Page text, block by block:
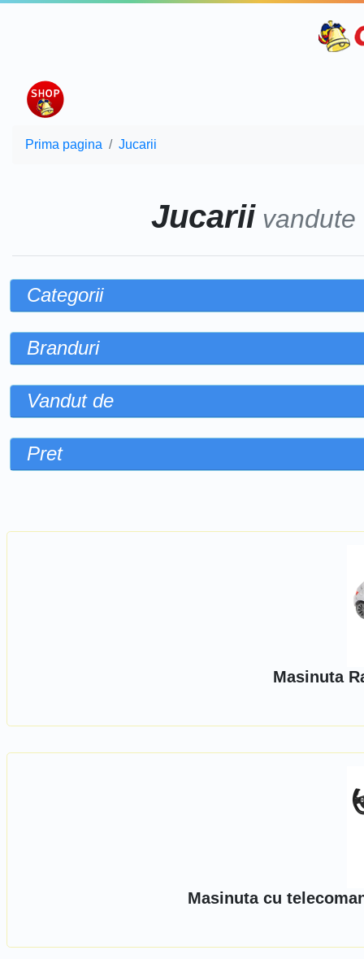
Prima pagina Jucarii
Jucarii
Categorii
Branduri
Vandut de
Pret
Masinuta
Masinuta cu